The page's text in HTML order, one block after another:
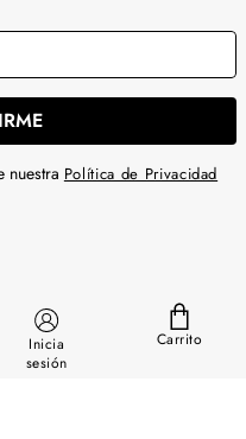
Inicia
sesión
Carrito
nuestra Política de Privacidad